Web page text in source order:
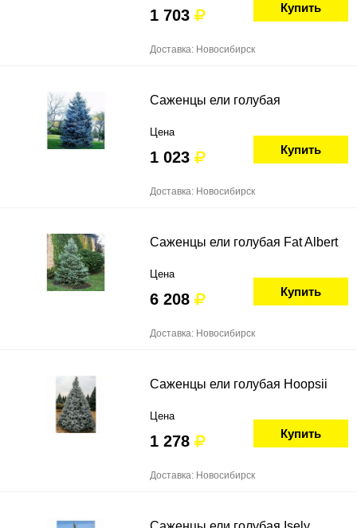
1 703 Купить
Доставка: Новосибирск
Саженцы ели голубая
Цена
1 023 Купить
Доставка: Новосибирск
Саженцы ели голубая Fat Albert
Цена
6 208 Купить
Доставка: Новосибирск
Саженцы ели голубая Hoopsii
Цена
1 278 Купить
Доставка: Новосибирск